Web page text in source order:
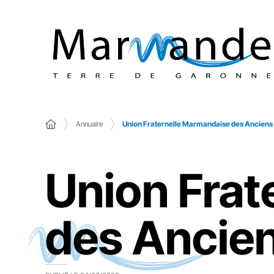
Annuaire Union Fraternelle Marmandaise des
Union
des